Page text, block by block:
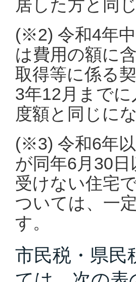
居した方と同
(※2) 令和4年
は費用の額に
取得等に係る
3年12月まで
度額と同じに
(※3) 令和6年
が同年6月30
受けない住宅
ついては、一
す。
市民税・県民